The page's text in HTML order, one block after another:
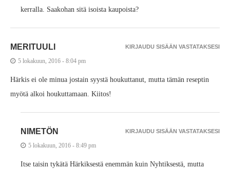
kerralla. Saakohan sitä isoista kaupoista?
MERITUULI
5 lokakuun, 2016 - 8:04 pm
Härkis ei ole minua jostain syystä houkuttanut, mutta tämän reseptin
myötä alkoi houkuttamaan. Kiitos!
KIRJAUDU SISÄÄN VASTATAKSESI
NIMETÖN
5 lokakuun, 2016 - 8:49 pm
Itse taisin tykätä Härkiksestä enemmän kuin Nyhtiksestä, mutta
KIRJAUDU SISÄÄN VASTATAKSESI